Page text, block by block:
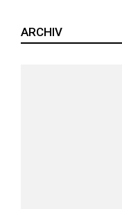
ARCHIV